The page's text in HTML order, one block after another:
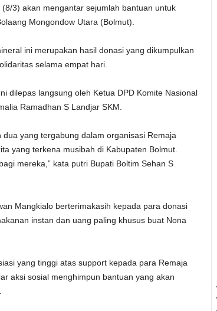
3) akan mengantar sejumlah bantuan untuk
Mongondow Utara (Bolmut).
ini merupakan hasil donasi yang dikumpulkan
selama empat hari.
dilepas langsung oleh Ketua DPD Komite Nasional
Ramadhan S Landjar SKM.
yang tergabung dalam organisasi Remaja
yang terkena musibah di Kabupaten Bolmut.
mereka,” kata putri Bupati Boltim Sehan S
Mangkialo berterimakasih kepada para donasi
instan dan uang paling khusus buat Nona
yang tinggi atas support kepada para Remaja
aksi sosial menghimpun bantuan yang akan